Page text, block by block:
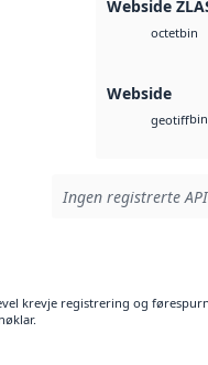
Webside
octetbin
Webside
geotiffbin
Ingen registrerte
krevje registrering og